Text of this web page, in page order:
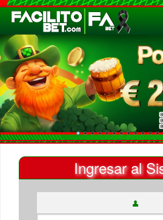
Inicio
Apuestas
Cuentas
Ingresar al